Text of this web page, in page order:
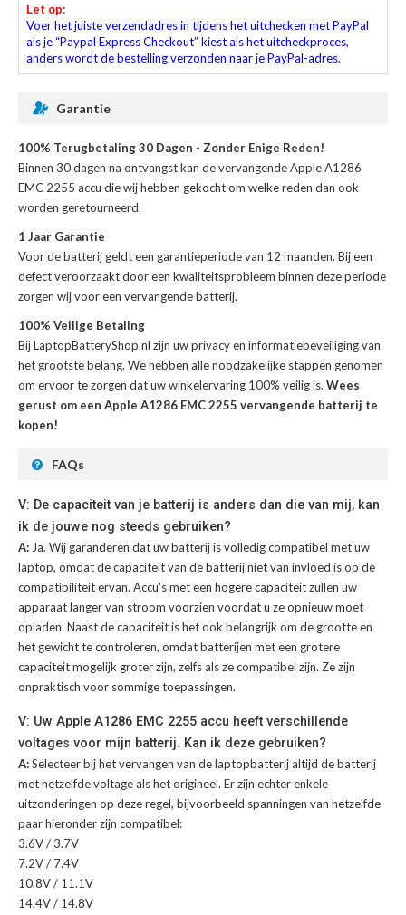
Let op:
Voer het juiste verzendadres in tijdens het uitchecken met PayPal
als je “Paypal Express Checkout” kiest als het uitcheckproces,
anders wordt de bestelling verzonden naar je PayPal-adres.
Garantie
100% Terugbetaling 30 Dagen - Zonder Enige Reden!
Binnen 30 dagen na ontvangst kan devervangende Apple A1286
EMC 2255 accu die wij hebben gekocht om welke reden dan ook
worden geretourneerd.
1 Jaar Garantie
Voor debatterij geldt een garantieperiode van 12 maanden. Bij een
defect veroorzaakt door een kwaliteitsprobleem binnen deze periode
zorgen wij voor een vervangende batterij.
100% Veilige Betaling
Bij LaptopBatteryShop.nl zijn uw privacy en informatiebeveiliging van
het grootste belang. We hebben alle noodzakelijke stappen genomen
om ervoor te zorgen dat uw winkelervaring 100% veilig is. Wees
gerust om een Apple A1286 EMC 2255 vervangende batterij te
kopen!
FAQs
V: De capaciteit van je batterij is anders dan die van mij, kan
ik de jouwe nog steeds gebruiken?
A: Ja. Wij garanderen dat uw batterij is volledig compatibel met uw
laptop, omdat de capaciteit van de batterij niet van invloed is op de
compatibiliteit ervan. Accu's met een hogere capaciteit zullen uw
apparaat langer van stroom voorzien voordat u ze opnieuw moet
opladen. Naast de capaciteit is het ook belangrijk om de grootte en
het gewicht te controleren, omdat batterijen met een grotere
capaciteit mogelijk groter zijn, zelfs als ze compatibel zijn. Ze zijn
onpraktisch voor sommige toepassingen.
V: Uw Apple A1286 EMC 2255 accu heeft verschillende
voltages voor mijn batterij. Kan ik deze gebruiken?
A:Selecteer bij het vervangen van de laptopbatterij altijd de batterij
met hetzelfde voltage als het origineel. Er zijn echter enkele
uitzonderingen op deze regel, bijvoorbeeld spanningen van hetzelfde
paar hieronder zijn compatibel:
3.6V / 3.7V
7.2V / 7.4V
10.8V / 11.1V
14.4V / 14.8V